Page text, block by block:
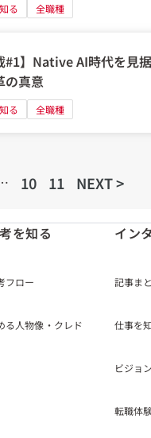
る 全職種
#1】Native AI時代を見
の真意
る 全職種
10 11 NEXT >
を知る
フロー
る人物像・クレド
イン
記事ま
仕事を
ビジョ
転職体